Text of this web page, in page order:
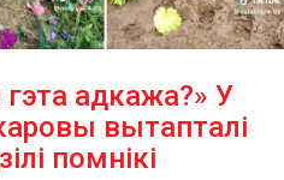
гэта адкажа?» У
вытапталі
помнікі